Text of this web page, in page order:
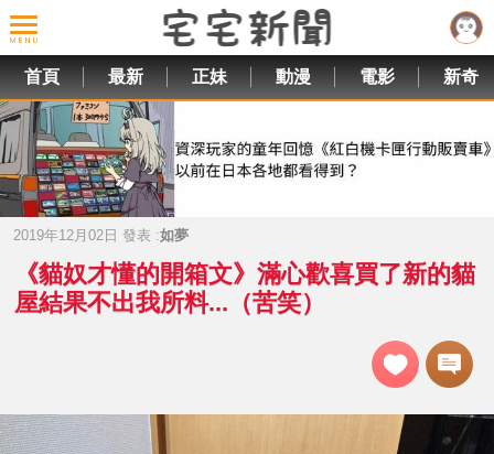
首頁 最新 正妹 動漫 電影 新奇
2019年12月02日 發表 :如夢
《貓奴才懂的開箱文》滿心歡喜買了新的貓
屋結果不出我所料...（苦笑）